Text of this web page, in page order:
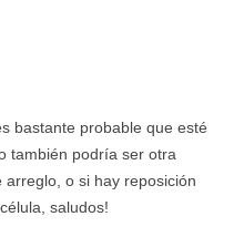
bastante probable que esté
también podría ser otra
o si hay reposición
saludos!